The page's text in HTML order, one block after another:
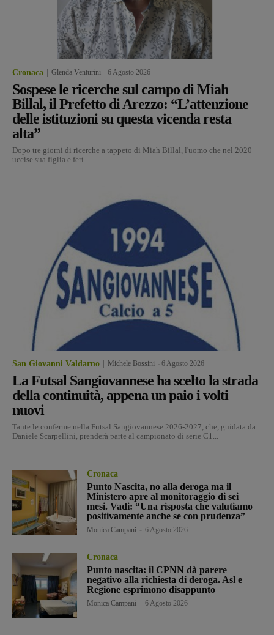
Cronaca Glenda Venturini 6 Agosto 2026
Sospese le ricerche sul campo di Miah
Billal, il Prefetto di Arezzo: “L’attenzione
delle istituzioni su questa vicenda resta
alta”
Dopo tre giorni di ricerche a tappeto di Miah Billal, l'uomo che nel 2020
uccise sua figlia e ferì...
San Giovanni Valdarno Michele Bossini 6 Agosto 2026
La Futsal Sangiovannese ha scelto la strada
della continuità, appena un paio i volti
nuovi
Tante le conferme nella Futsal Sangiovannese 2026-2027, che, guidata da
Daniele Scarpellini, prenderà parte al campionato di serie C1...
Cronaca
Punto Nascita, no alla deroga ma il
Ministero apre al monitoraggio di sei
mesi. Vadi: “Una risposta che valutiamo
positivamente anche se con prudenza”
Monica Campani 6 Agosto 2026
Cronaca
Punto nascita: il CPNN dà parere
negativo alla richiesta di deroga. Asl e
Regione esprimono disappunto
Monica Campani 6 Agosto 2026